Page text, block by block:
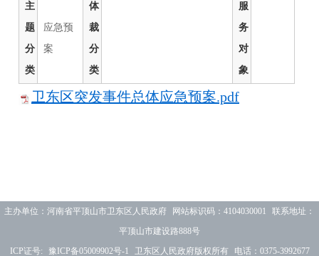
主
题
分
类
应急预
案
体
裁
分
类
服
务
对
象
卫东区突发事件总体应急预案.pdf
主办单位：河南省平顶山市卫东区人民政府 网站标识码：4104030001 联系地址：
平顶山市建设路888号
ICP证号:
豫ICP备05009902号-1 卫东区人民政府版权所有 电话：0375-3992677